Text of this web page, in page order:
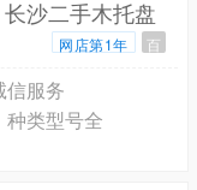
沙二手木托盘
网店第1年 百
信服务
类型号全